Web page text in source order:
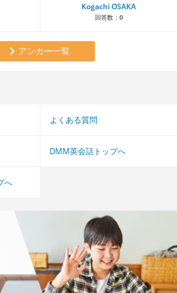
Kogachi OSAKA
回答数： 0
アンカー一覧
よくある質問
DMM英会話トップへ
へ